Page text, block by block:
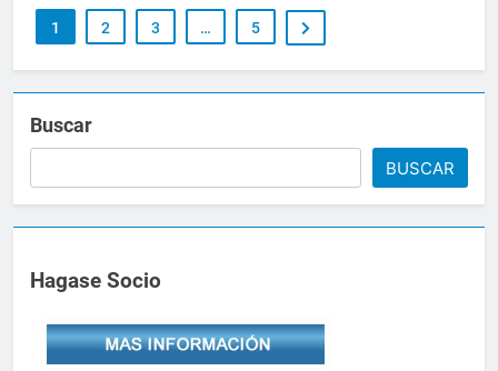
1 2 3 … 5
Buscar
BUSCAR
Hagase Socio